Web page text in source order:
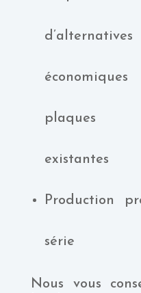
d’alternatives
plaques
existantes
Production
série
Nous vous